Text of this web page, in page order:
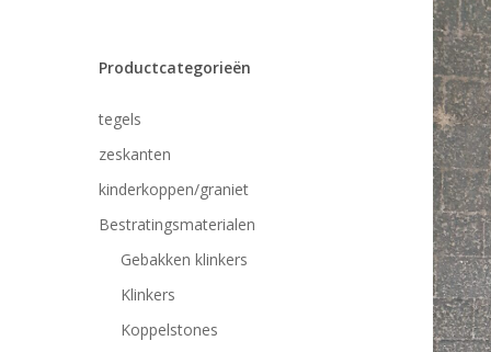
Productcategorieën
tegels
zeskanten
kinderkoppen/graniet
Bestratingsmaterialen
Gebakken klinkers
Klinkers
Koppelstones